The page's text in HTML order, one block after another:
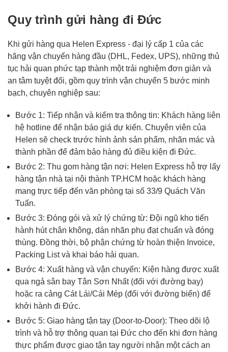
Quy trình gửi hàng đi Đức
Khi gửi hàng qua Helen Express - đại lý cấp 1 của các
hãng vận chuyển hàng đầu (DHL, Fedex, UPS), những thủ
tục hải quan phức tạp thành một trải nghiệm đơn giản và
an tâm tuyệt đối, gồm quy trình vận chuyển 5 bước minh
bạch, chuyên nghiệp sau:
Bước 1: Tiếp nhận và kiểm tra thông tin: Khách hàng liên
hệ hotline để nhận báo giá dự kiến. Chuyên viên của
Helen sẽ check trước hình ảnh sản phẩm, nhãn mác và
thành phần để đảm bảo hàng đủ điều kiện đi Đức.
Bước 2: Thu gom hàng tận nơi: Helen Express hỗ trợ lấy
hàng tận nhà tại nội thành TP.HCM hoặc khách hàng
mang trực tiếp đến văn phòng tại số 33/9 Quách Văn
Tuấn.
Bước 3: Đóng gói và xử lý chứng từ: Đội ngũ kho tiến
hành hút chân không, dán nhãn phụ đạt chuẩn và đóng
thùng. Đồng thời, bộ phận chứng từ hoàn thiện Invoice,
Packing List và khai báo hải quan.
Bước 4: Xuất hàng và vận chuyển: Kiện hàng được xuất
qua ngả sân bay Tân Sơn Nhất (đối với đường bay)
hoặc ra cảng Cát Lái/Cái Mép (đối với đường biển) để
khởi hành đi Đức.
Bước 5: Giao hàng tận tay (Door-to-Door): Theo dõi lộ
trình và hỗ trợ thông quan tại Đức cho đến khi đơn hàng
thực phẩm được giao tận tay người nhận một cách an